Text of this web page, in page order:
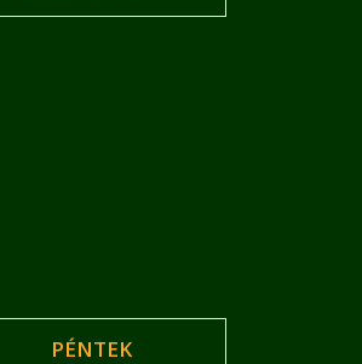
PÉNTEK